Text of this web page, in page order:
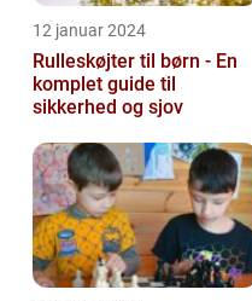
12 januar 2024
Rulleskøjter til børn - En
komplet guide til
sikkerhed og sjov